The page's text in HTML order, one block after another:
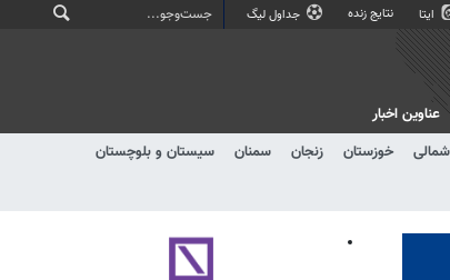
ایتا نتایج زنده جداول لیگ
خوزستان زنجان سمنان
سیستان و بلوچستان
عناوین اخبار